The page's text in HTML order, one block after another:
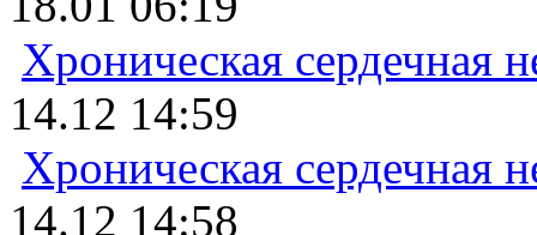
Хроническая сердечная
14.12 14:59
Хроническая сердечная
14.12 14:58